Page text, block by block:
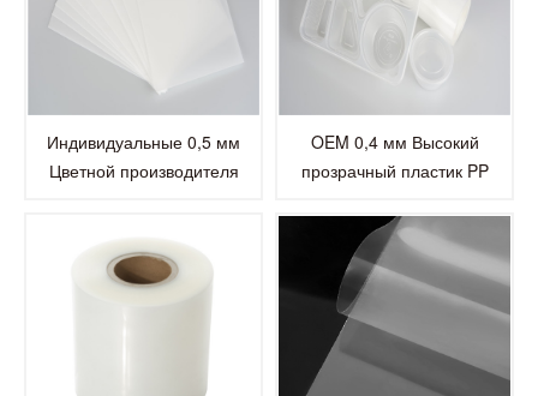
Индивидуальные 0,5 мм
Цветной производителя
OEM 0,4 мм Высокий
прозрачный пластик PP
печать